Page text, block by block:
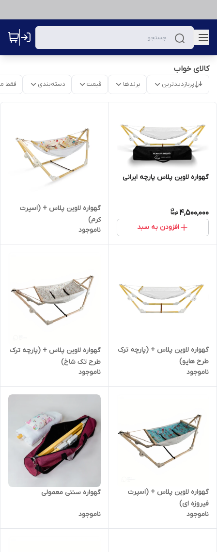
کالای خواب
پربازدیدترین برندها قیمت دسته‌بندی فقط
گهواره لاوین پلاس پارچه ایرانی
4,500,000
افزودن به سبد
گهواره لاوین پلاس + (اسپرت
کرم)
ناموجود
گهواره لاوین پلاس + (پارچه ترک
طرح هاپو)
ناموجود
گهواره لاوین پلاس + (پارچه ترک
طرح تک شاخ)
ناموجود
گهواره لاوین پلاس + (اسپرت
فیروزه ای)
ناموجود
گهواره سنتی معمولی
ناموجود